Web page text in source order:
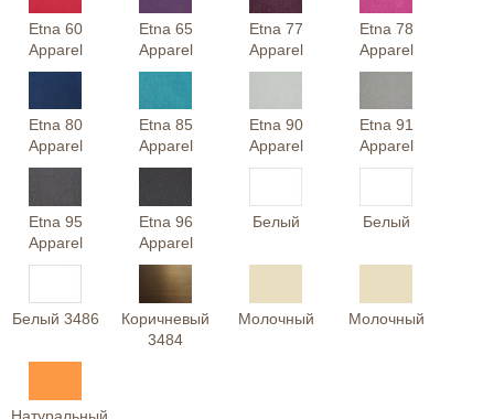
Etna 60
Apparel
Etna 65
Apparel
Etna 77
Apparel
Etna 78
Apparel
Etna 80
Apparel
Etna 85
Apparel
Etna 90
Apparel
Etna 91
Apparel
Etna 95
Apparel
Etna 96
Apparel
Белый Белый
Белый 3486
Коричневый
3484
Молочный Молочный